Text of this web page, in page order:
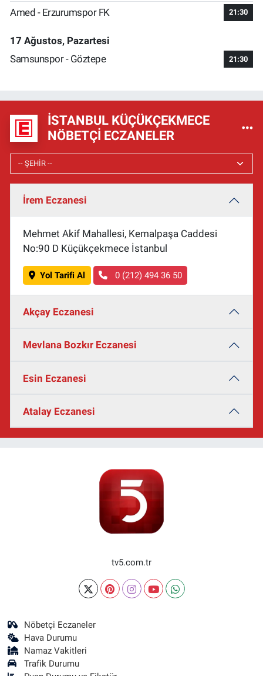
Amed - Erzurumspor FK 21:30
17 Ağustos, Pazartesi
Samsunspor - Göztepe
21:30
İSTANBUL KÜÇÜKÇEKMECE
NÖBETÇI ECZANELER
İrem Eczanesi
Mehmet Akif Mahallesi, Kemalpaşa Caddesi
No:90 D Küçükçekmece İstanbul
Yol Tarifi Al 0 (212) 494 36 50
Akçay Eczanesi
Mevlana Bozkır Eczanesi
Esin Eczanesi
Atalay Eczanesi
tv5.com.tr
Nöbetçi Eczaneler
Hava Durumu
Namaz Vakitleri
Trafik Durumu